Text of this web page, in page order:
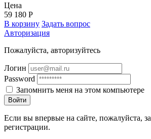
Цена
59 180 Р
В корзину Задать вопрос
Авторизация
Пожалуйста, авторизуйтесь
Логин
Password
Запомнить меня на этом компьютере
Войти
Если вы впервые на сайте, пожалуйста,
регистрации.